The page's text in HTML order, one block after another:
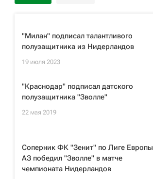
"Милан" подписал талантливого
полузащитника из Нидерландов
19 июля 2023
"Краснодар" подписал датского
полузащитника "Зволле"
22 мая 2019
Соперник ФК "Зенит" по Лиге Европы
АЗ победил "Зволле" в матче
чемпионата Нидерландов